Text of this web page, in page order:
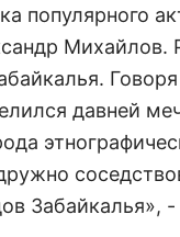
популярного
Михайлов.
давней
Забайкалья», -